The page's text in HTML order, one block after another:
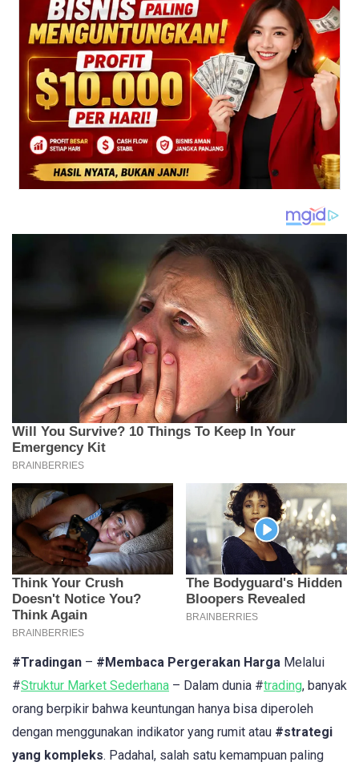
#Tradingan – #Membaca Pergerakan Harga Melalui
#Struktur Market Sederhana – Dalam dunia #trading, banyak
orang berpikir bahwa keuntungan hanya bisa diperoleh
dengan menggunakan indikator yang rumit atau #strategi
yang kompleks. Padahal, salah satu kemampuan paling